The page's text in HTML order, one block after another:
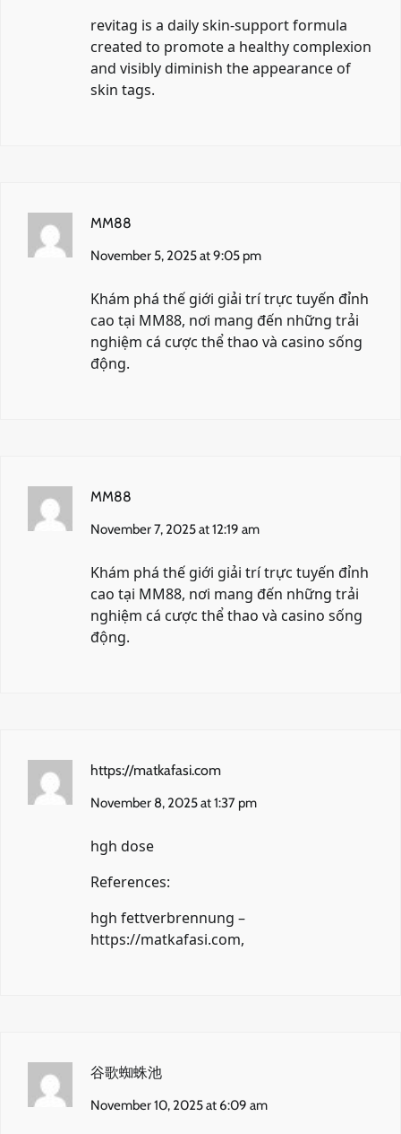
revitag is a daily skin-support formula
created to promote a healthy complexion
and visibly diminish the appearance of
skin tags.
MM88
November 5, 2025 at 9:05 pm
Khám phá thế giới giải trí trực tuyến đỉnh
cao tại MM88, nơi mang đến những trải
nghiệm cá cược thể thao và casino sống
động.
MM88
November 7, 2025 at 12:19 am
Khám phá thế giới giải trí trực tuyến đỉnh
cao tại MM88, nơi mang đến những trải
nghiệm cá cược thể thao và casino sống
động.
https://matkafasi.com
November 8, 2025 at 1:37 pm
hgh dose
References:
hgh fettverbrennung –
https://matkafasi.com,
谷歌蜘蛛池
November 10, 2025 at 6:09 am